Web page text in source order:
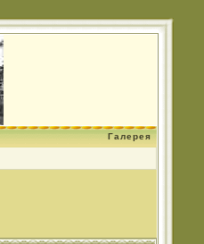
Галерея